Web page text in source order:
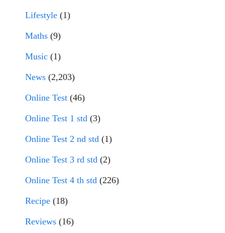
Lifestyle (1)
Maths (9)
Music (1)
News (2,203)
Online Test (46)
Online Test 1 std (3)
Online Test 2 nd std (1)
Online Test 3 rd std (2)
Online Test 4 th std (226)
Recipe (18)
Reviews (16)